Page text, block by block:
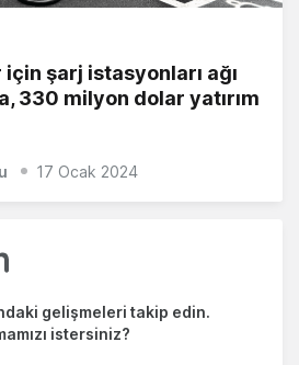
şarj istasyonları ağı
330 milyon dolar yatırım
17 Ocak 2024
gelişmeleri takip edin.
istersiniz?